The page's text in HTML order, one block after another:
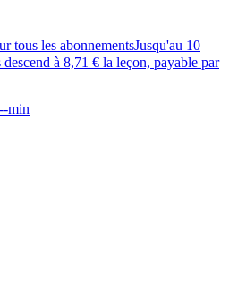
tous les abonnementsJusqu'au 10
descend à 8,71 € la leçon, payable par
--min